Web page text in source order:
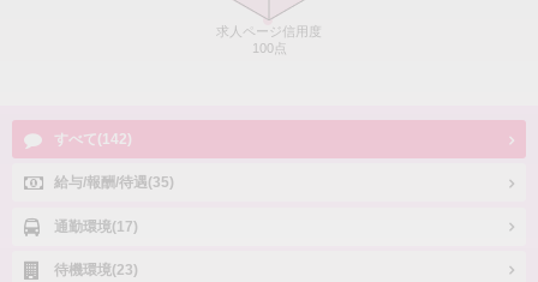
求人ページ信用度
100点
すべて(142)
給与/報酬/待遇(35)
通勤環境(17)
待機環境(23)